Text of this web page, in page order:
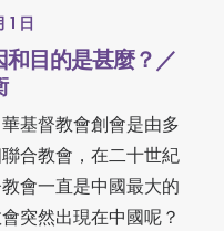
1 日
目的是甚麼？／
基督教會創會是由多
合教會，在二十世紀
會一直是中國最大的
突然出現在中國呢？